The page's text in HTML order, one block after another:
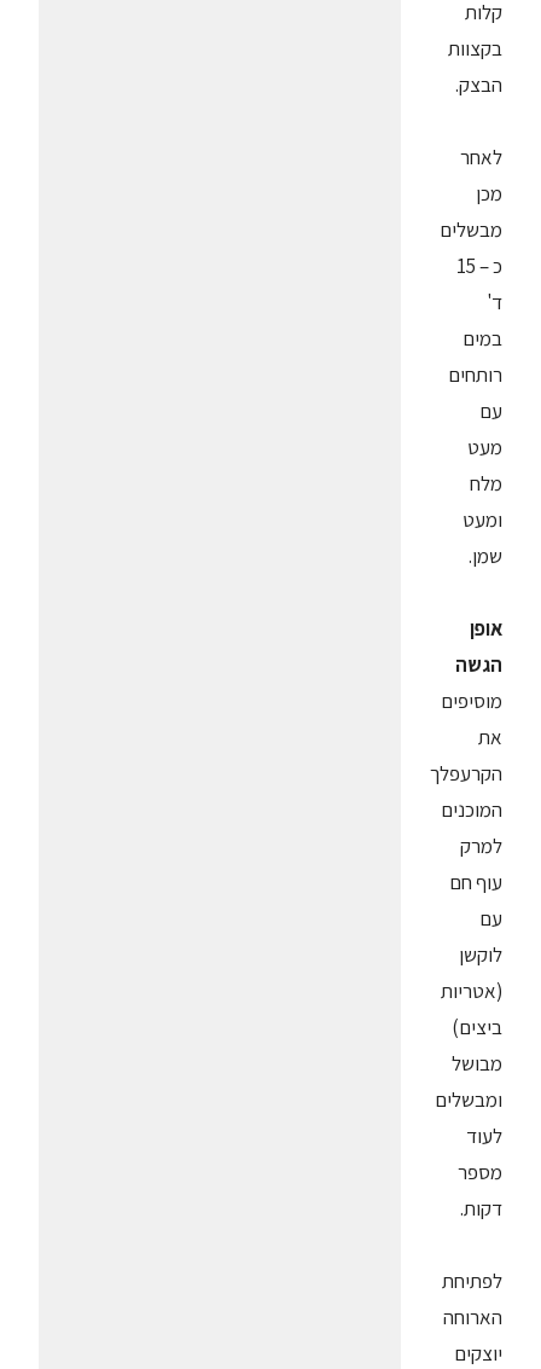
קלות
בקצוות
הבצק.
לאחר
מכן
מבשלים
כ – 15
ד'
במים
רותחים
עם
מעט
מלח
ומעט
שמן.
אופן
הגשה
מוסיפים
את
הקרעפלך
המוכנים
למרק
עוף חם
עם
לוקשן
(אטריות
ביצים)
מבושל
ומבשלים
לעוד
מספר
דקות.
לפתיחת
הארוחה
יוצקים